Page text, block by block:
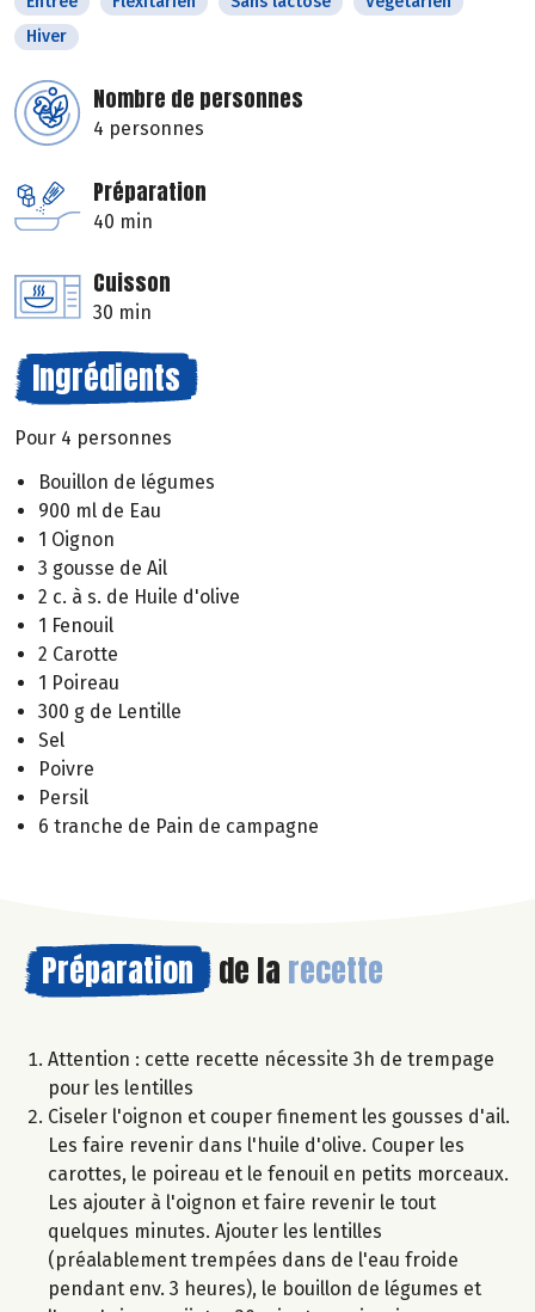
Hiver
Nombre de personnes
4 personnes
Préparation
40 min
Cuisson
30 min
Ingrédients
Pour 4 personnes
Bouillon de légumes
900 ml de Eau
1 Oignon
3 gousse de Ail
2 c. à s. de Huile d'olive
1 Fenouil
2 Carotte
1 Poireau
300 g de Lentille
Sel
Poivre
Persil
6 tranche de Pain de campagne
Préparation de la recette
Attention : cette recette nécessite 3h de trempage
pour les lentilles
Ciseler l'oignon et couper finement les gousses d'ail.
Les faire revenir dans l'huile d'olive. Couper les
carottes, le poireau et le fenouil en petits morceaux.
Les ajouter à l'oignon et faire revenir le tout
quelques minutes. Ajouter les lentilles
(préalablement trempées dans de l'eau froide
pendant env. 3 heures), le bouillon de légumes et